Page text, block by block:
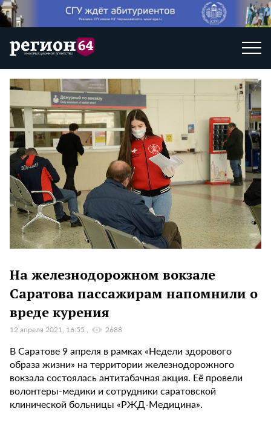
На железнодорожном вокзале
Саратова пассажирам напомнили о
вреде курения
12 апреля 2021, 16:55 2688
В Саратове 9 апреля в рамках «Недели здорового
образа жизни» на территории железнодорожного
вокзала состоялась антитабачная акция. Её провели
волонтеры-медики и сотрудники саратовской
клинической больницы «РЖД-Медицина».